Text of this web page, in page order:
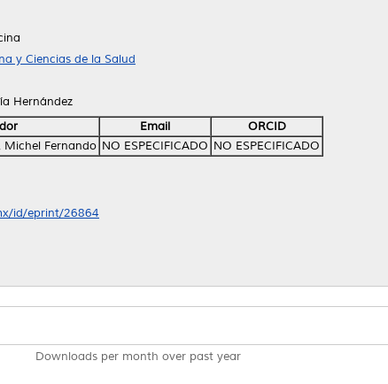
y Ciencias de la Salud
Hernández
Email
ORCID
Michel Fernando NO ESPECIFICADO NO ESPECIFICADO
id/eprint/26864
Downloads per month over past year